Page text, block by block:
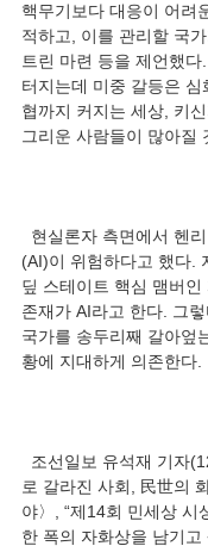
핵무기보다 대응이 어려
적하고, 이를 관리할 국
트린 마련 등을 제언했
터지는데 미중 갈등은 심
협까지 커지는 세상, 키
(AI)이 위험하다고 했다.
딮 스테이트 핵심 맴버
존재가 AI라고 한다. 그
국가를 송두리째 갈아엎
로 갈라진 사회, 民世의
야〉, “제14회 민세상 시
한 폭의 자화상을 남기